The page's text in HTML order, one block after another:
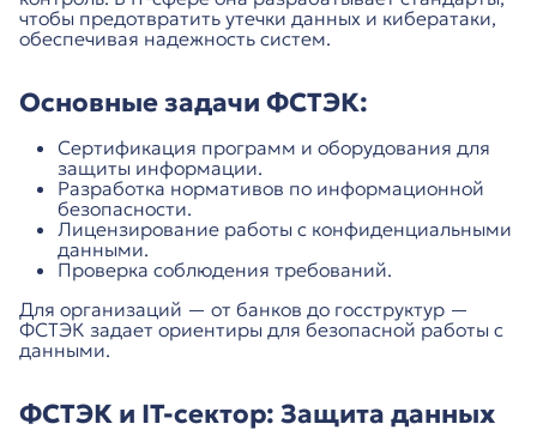
чтобы предотвратить утечки данных и кибератаки,
обеспечивая надежность систем.
Основные задачи ФСТЭК:
Сертификация программ и оборудования для
защиты информации.
Разработка нормативов по информационной
безопасности.
Лицензирование работы с конфиденциальными
данными.
Проверка соблюдения требований.
Для организаций — от банков до госструктур —
ФСТЭК задает ориентиры для безопасной работы с
данными.
ФСТЭК и IT-сектор: Защита данных